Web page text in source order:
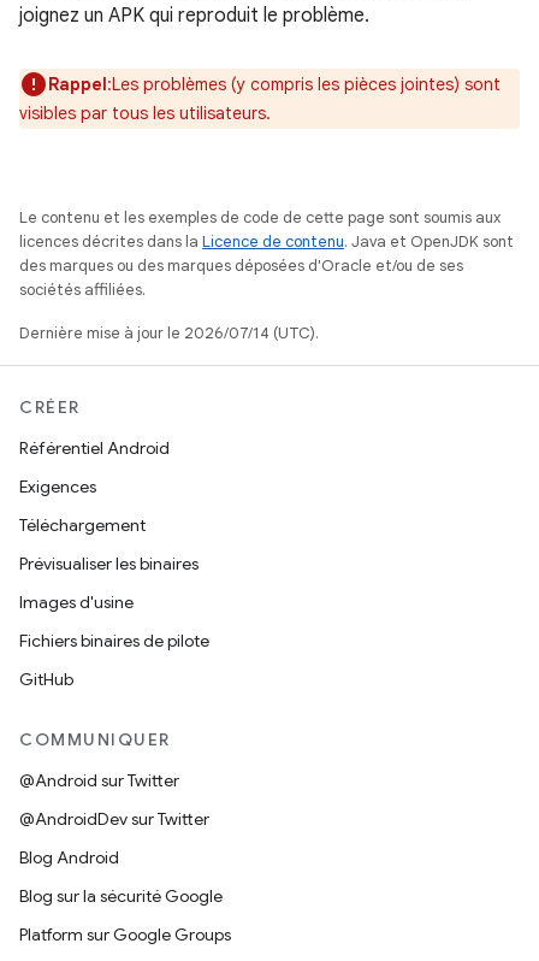
joignez un APK qui reproduit le problème.
Rappel:Les problèmes (y compris les pièces jointes) sont
visibles par tous les utilisateurs.
Le contenu et les exemples de code de cette page sont soumis aux
licences décrites dans la Licence de contenu. Java et OpenJDK sont
des marques ou des marques déposées d'Oracle et/ou de ses
sociétés affiliées.
Dernière mise à jour le 2026/07/14 (UTC).
CRÉER
Référentiel Android
Exigences
Téléchargement
Prévisualiser les binaires
Images d'usine
Fichiers binaires de pilote
GitHub
COMMUNIQUER
@Android sur Twitter
@AndroidDev sur Twitter
Blog Android
Blog sur la sécurité Google
Platform sur Google Groups